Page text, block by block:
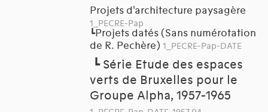
Projets d'architecture paysagère
1_PECRE-Pap
┗Projets datés (Sans numérotation
de R. Pechère) 1_PECRE-Pap-DATE
┗ Série Etude des espaces
verts de Bruxelles pour le
Groupe Alpha, 1957-1965